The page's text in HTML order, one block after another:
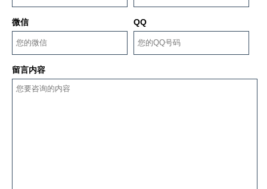
微信 QQ
留言内容